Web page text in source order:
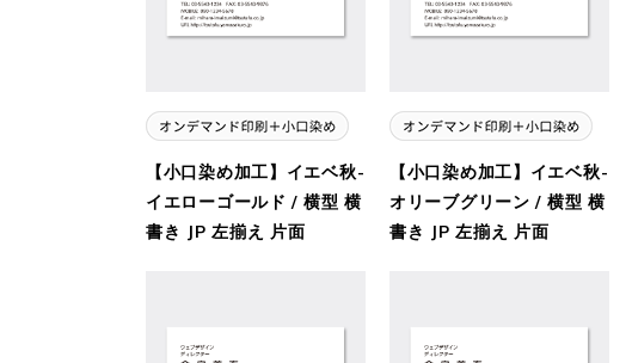
【小口染め加工】イエベ秋-
イエローゴールド / 横型 横
書き JP 左揃え 片面
【小口染め加工】イエベ秋-
オリーブグリーン / 横型 横
書き JP 左揃え 片面